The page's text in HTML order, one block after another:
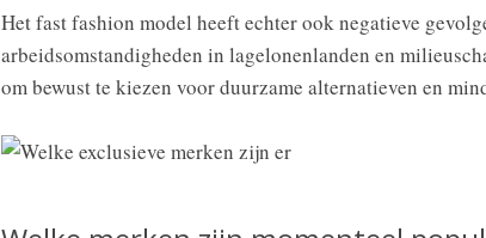
Het fast fashion model heeft echter ook negatieve
arbeidsomstandigheden in lagelonenlanden en
om bewust te kiezen voor duurzame alternatieven en